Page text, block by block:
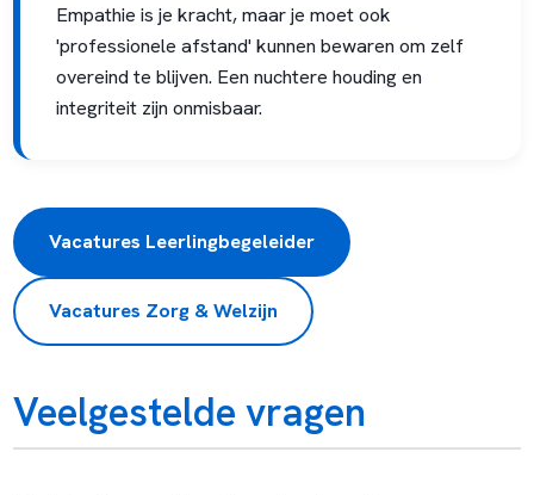
Empathie is je kracht, maar je moet ook
'professionele afstand' kunnen bewaren om zelf
overeind te blijven. Een nuchtere houding en
integriteit zijn onmisbaar.
Vacatures Leerlingbegeleider
Vacatures Zorg & Welzijn
Veelgestelde vragen